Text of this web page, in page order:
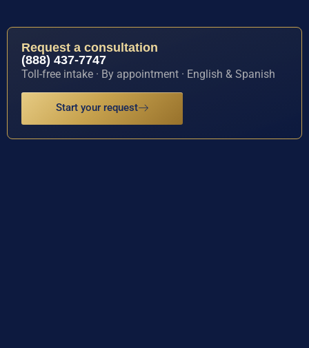
Request a consultation
(888) 437-7747
Toll-free intake · By appointment · English & Spanish
Start your request